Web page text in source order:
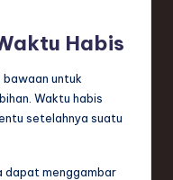
Habis
bawaan untuk
Waktu habis
setelahnya suatu
dapat menggambar